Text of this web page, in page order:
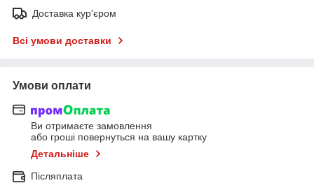
Доставка кур'єром
Всі умови доставки
Умови оплати
Ви отримаєте замовлення
або гроші повернуться на вашу картку
Детальніше
Післяплата